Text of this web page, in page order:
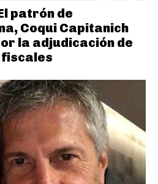
patrón de
Coqui Capitanich
la adjudicación de
fiscales